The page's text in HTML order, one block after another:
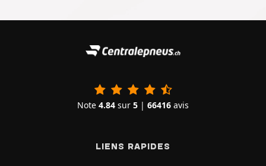
Note 4.84 sur 5 | 66416 avis
LIENS RAPIDES